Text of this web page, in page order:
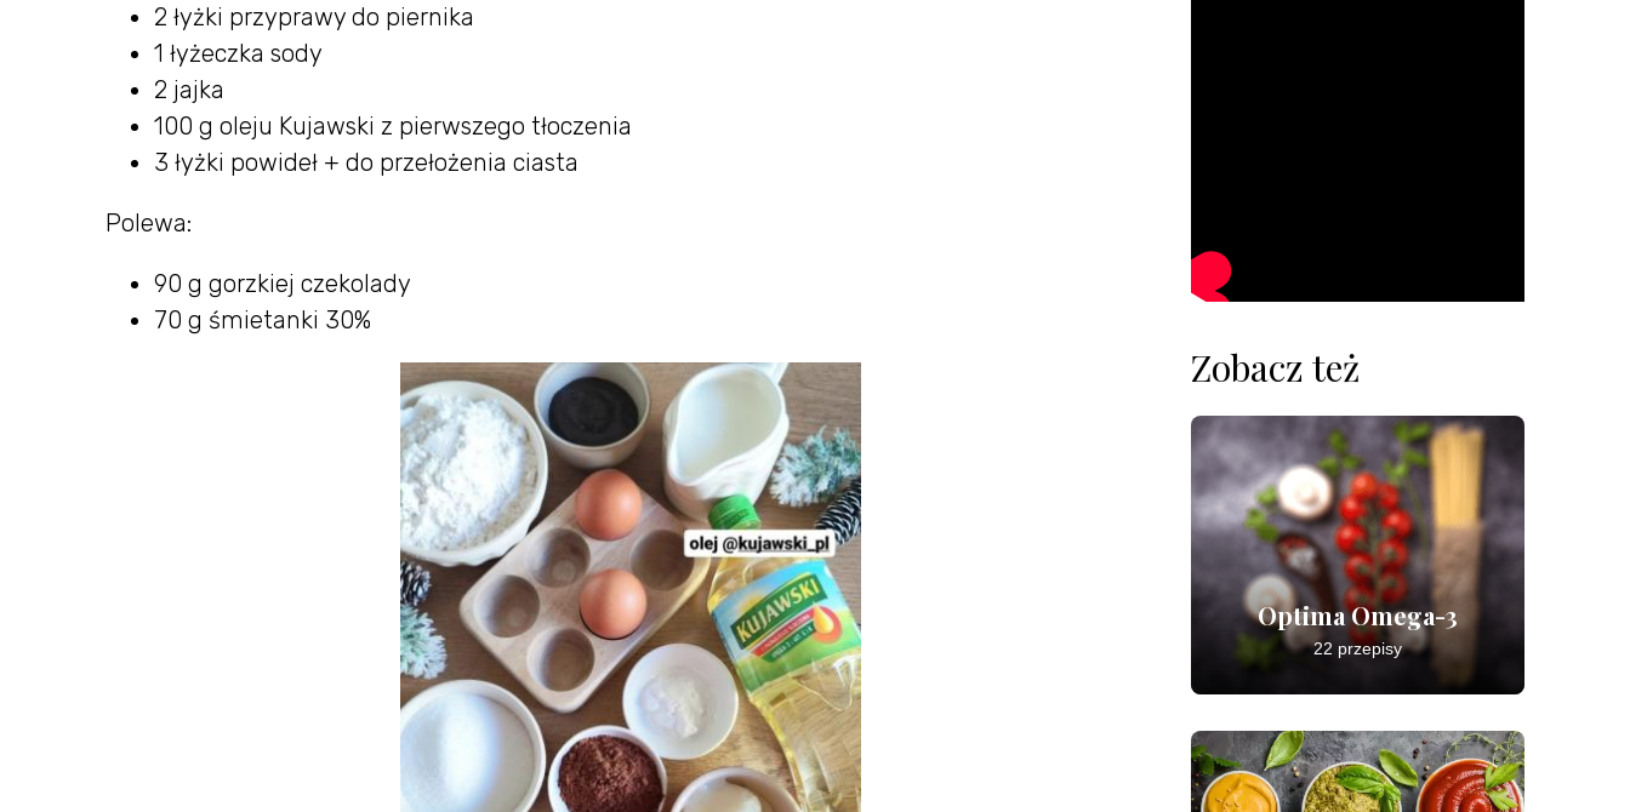
2 łyżki przyprawy do piernika
1 łyżeczka sody
2 jajka
100 g oleju Kujawski z pierwszego tłoczenia
3 łyżki powideł + do przełożenia ciasta
Polewa:
90 g gorzkiej czekolady
70 g śmietanki 30%
Zobacz też
Optima Omega-3
22 przepisy